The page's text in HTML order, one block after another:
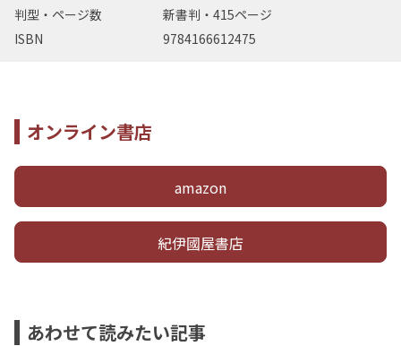
判型・ページ数
新書判・415ページ
ISBN
9784166612475
オンライン書店
amazon
紀伊國屋書店
あわせて読みたい記事